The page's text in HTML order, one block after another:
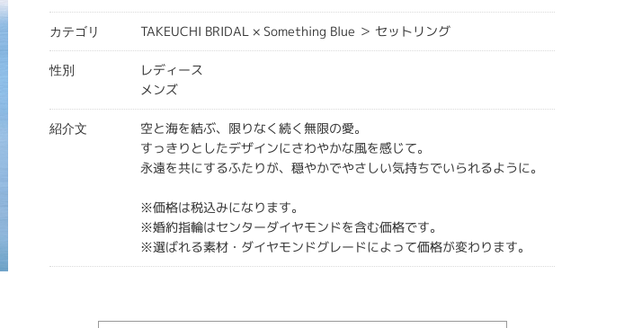
カテゴリ TAKEUCHI BRIDAL × Something Blue ＞ セットリング
性別
レディース
メンズ
紹介文
空と海を結ぶ、限りなく続く無限の愛。
すっきりとしたデザインにさわやかな風を感じて。
永遠を共にするふたりが、穏やかでやさしい気持ちでいられるように。
※価格は税込みになります。
※婚約指輪はセンターダイヤモンドを含む価格です。
※選ばれる素材・ダイヤモンドグレードによって価格が変わります。